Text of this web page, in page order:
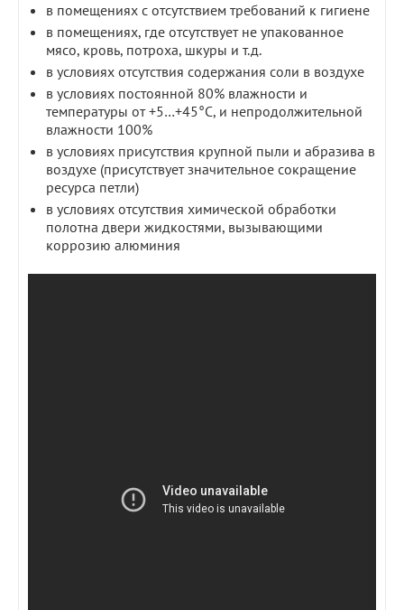
в помещениях с отсутствием требований к гигиене
в помещениях, где отсутствует не упакованное
мясо, кровь, потроха, шкуры и т.д.
в условиях отсутствия содержания соли в воздухе
в условиях постоянной 80% влажности и
температуры от +5…+45°С, и непродолжительной
влажности 100%
в условиях присутствия крупной пыли и абразива в
воздухе (присутствует значительное сокращение
ресурса петли)
в условиях отсутствия химической обработки
полотна двери жидкостями, вызывающими
коррозию алюминия